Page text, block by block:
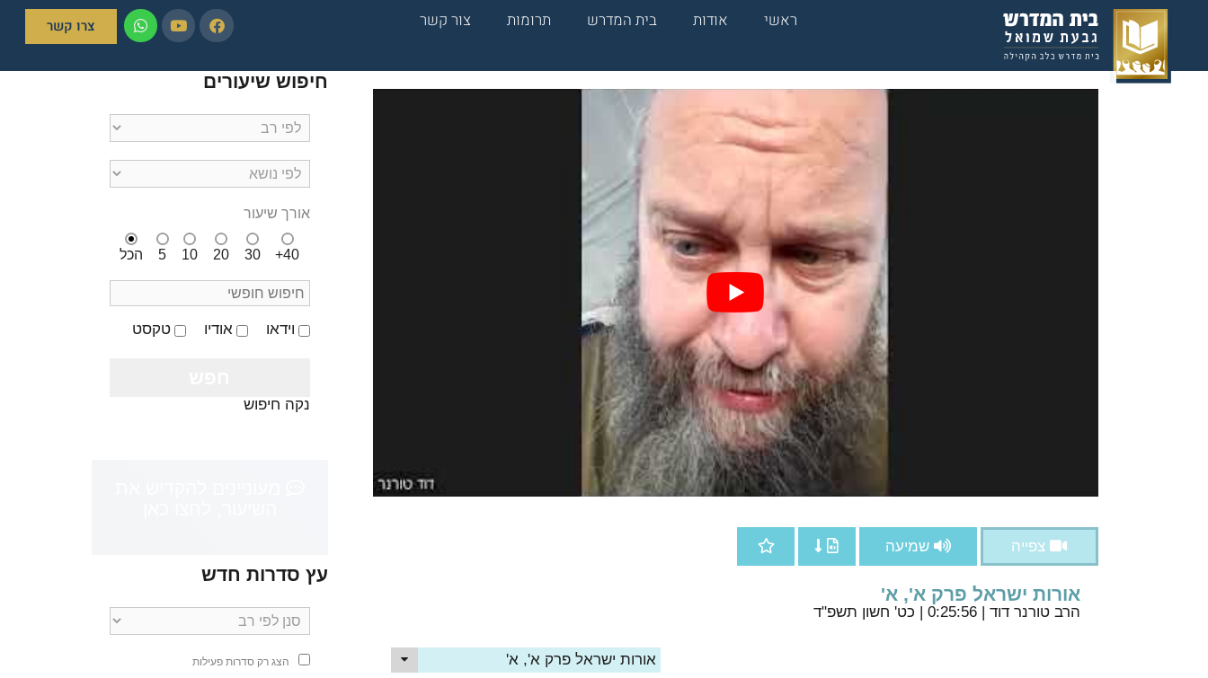
ראשי אודות בית המדרש תרומות צור קשר צרו קשר
צפייה שמיעה
אורות ישראל פרק א', א'
הרב טורנר דוד | 0:25:56 | כט' חשון תשפ"ד
אורות ישראל פרק א', א'
חיפוש שיעורים
אורך שיעור
הכל 5 10 20 30 40+
וידאו אודיו טקסט
נקה חיפוש
עץ סדרות חדש
הצג רק סדרות פעילות